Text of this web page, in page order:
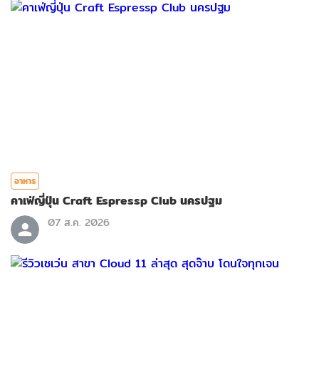
อาหาร
คาเฟ่ญี่ปุ่น Craft Espressp Club นครปฐม
07 ส.ค. 2026